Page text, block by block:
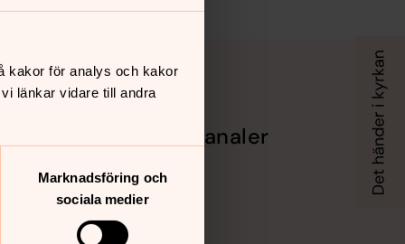
kakor för analys och kakor
länkar vidare till andra
Marknadsföring och
sociala medier
Sociala kanaler
Facebook
Instagram
Vimeo